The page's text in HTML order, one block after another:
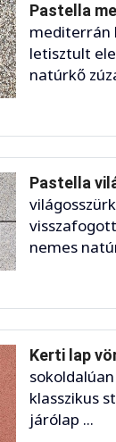
Pastella
mediterrán
letisztult
natúrkő
Pastella
nemes
Kerti lap
klasszikus
járólap ...